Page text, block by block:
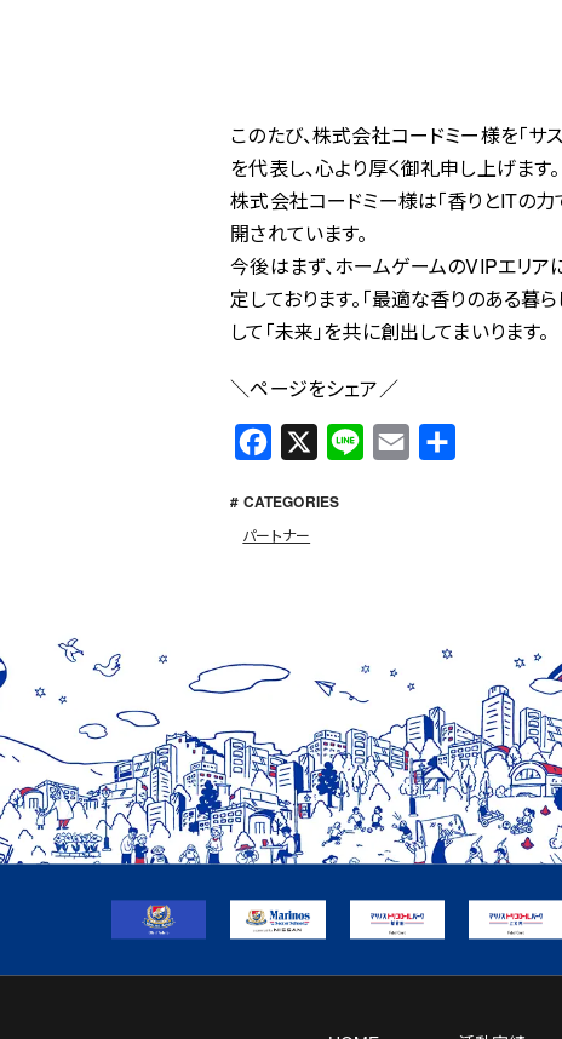
このたび、株式会社コードミー様を「サ
を代表し、心より厚く御礼申し上げます。
株式会社コードミー様は「香りとITの力
開されています。
今後はまず、ホームゲームのVIPエリア
定しております。「最適な香りのある暮
して「未来」を共に創出してまいります。
＼ページをシェア／
c
e
o
X
# CATEGORIES
パートナー